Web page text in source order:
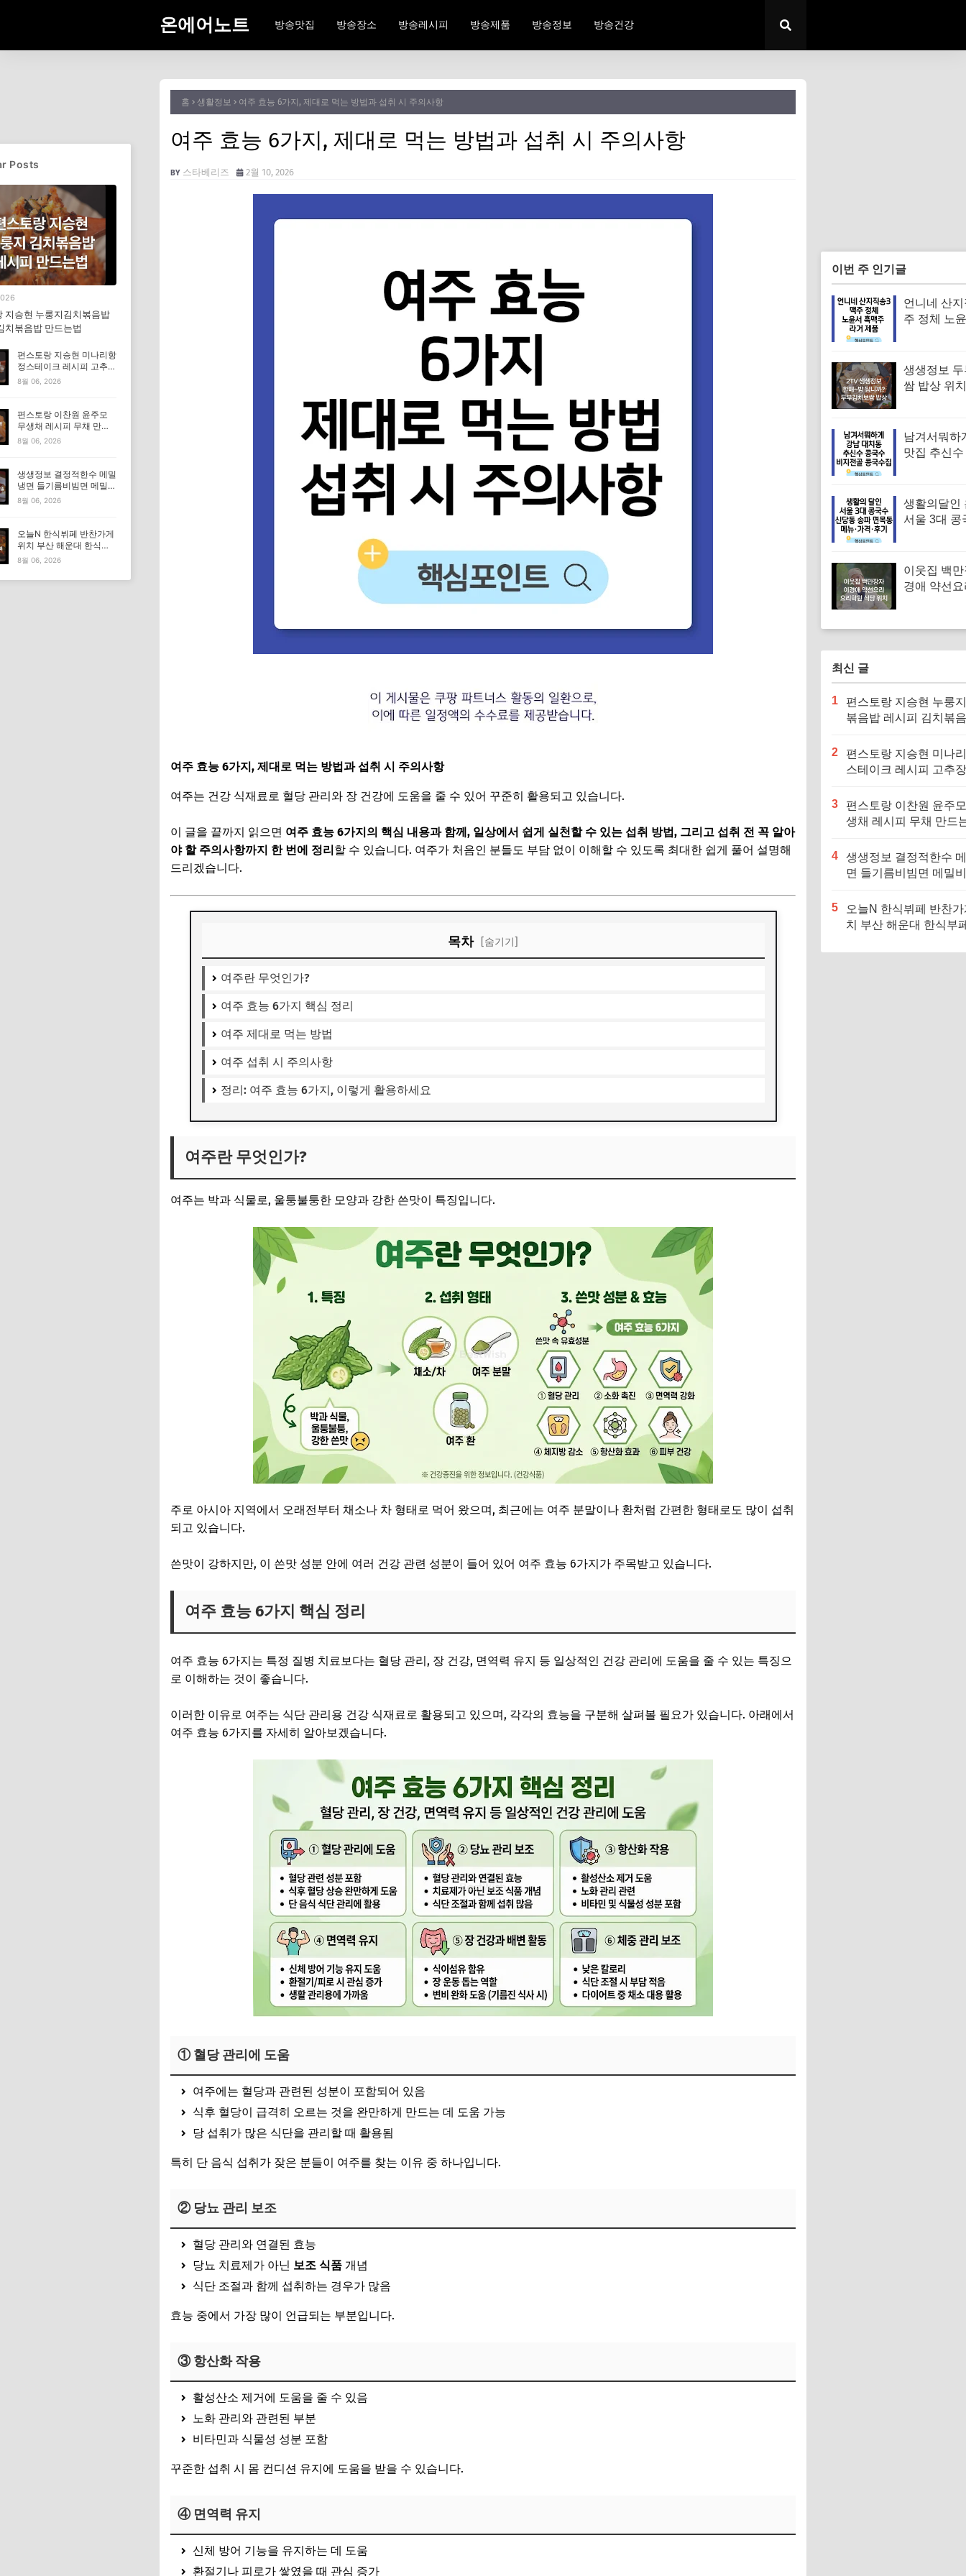
온에어노트 방송맛집 방송장소 방송레시피 방송제품 방송정보 방송건강
홈 생활정보 여주 효능 6가지, 제대로 먹는 방법과 섭취 시 주의사항
여주 효능 6가지, 제대로 먹는 방법과 섭취 시 주의사항
스타베리즈 2월 10, 2026
여주 효능 6가지, 제대로 먹는 방법과 섭취 시 주의사항
여주는 건강 식재료로 혈당 관리와 장 건강에 도움을 줄 수 있어 꾸준히 활용되고 있습니다.
이 글을 끝까지 읽으면 여주 효능 6가지의 핵심 내용과 함께, 일상에서 쉽게 실천할 수 있는 섭취 방법, 그리고 섭취 전 꼭 알아
야 할 주의사항까지 한 번에 정리할 수 있습니다. 여주가 처음인 분들도 부담 없이 이해할 수 있도록 최대한 쉽게 풀어 설명해
드리겠습니다.
목차 [숨기기]
여주란 무엇인가?
여주 효능 6가지 핵심 정리
여주 제대로 먹는 방법
여주 섭취 시 주의사항
정리: 여주 효능 6가지, 이렇게 활용하세요
여주란 무엇인가?
여주는 박과 식물로, 울퉁불퉁한 모양과 강한 쓴맛이 특징입니다.
주로 아시아 지역에서 오래전부터 채소나 차 형태로 먹어 왔으며, 최근에는 여주 분말이나 환처럼 간편한 형태로도 많이 섭취
되고 있습니다.
쓴맛이 강하지만, 이 쓴맛 성분 안에 여러 건강 관련 성분이 들어 있어 여주 효능 6가지가 주목받고 있습니다.
여주 효능 6가지 핵심 정리
여주 효능 6가지는 특정 질병 치료보다는 혈당 관리, 장 건강, 면역력 유지 등 일상적인 건강 관리에 도움을 줄 수 있는 특징으
로 이해하는 것이 좋습니다.
이러한 이유로 여주는 식단 관리용 건강 식재료로 활용되고 있으며, 각각의 효능을 구분해 살펴볼 필요가 있습니다. 아래에서
여주 효능 6가지를 자세히 알아보겠습니다.
① 혈당 관리에 도움
여주에는 혈당과 관련된 성분이 포함되어 있음
식후 혈당이 급격히 오르는 것을 완만하게 만드는 데 도움 가능
당 섭취가 많은 식단을 관리할 때 활용됨
특히 단 음식 섭취가 잦은 분들이 여주를 찾는 이유 중 하나입니다.
② 당뇨 관리 보조
혈당 관리와 연결된 효능
당뇨 치료제가 아닌 보조 식품 개념
식단 조절과 함께 섭취하는 경우가 많음
효능 중에서 가장 많이 언급되는 부분입니다.
③ 항산화 작용
활성산소 제거에 도움을 줄 수 있음
노화 관리와 관련된 부분
비타민과 식물성 성분 포함
꾸준한 섭취 시 몸 컨디션 유지에 도움을 받을 수 있습니다.
④ 면역력 유지
신체 방어 기능을 유지하는 데 도움
환절기나 피로가 쌓였을 때 관심 증가
이번 주 인기글
언니네 산
주 정체 노
생생정보
쌈 밥상 위
밥됩니까)
남겨서뭐하
맛집 추신
생활의달인
서울 3대 콩
메뉴·가격·
이웃집 백
경애 약선
보
최신 글
1
편스토랑 지승현 누룽
볶음밥 레시피 김치볶
2
편스토랑 지승현 미나
스테이크 레시피 고추
3
편스토랑 이찬원 윤주
생채 레시피 무채 만드
4
생생정보 결정적한수
면 들기름비빔면 메밀
5
오늘N 한식뷔페 반찬
치 부산 해운대 한식부
장인)
Posts
지승현 누룽지김치볶음밥
치볶음밥 만드는법
편스토랑 지승현 미나리항
정스테이크 레시피 고추장
마요소스 만드는법
8월 06, 2026
편스토랑 이찬원 윤주모
무생채 레시피 무채 만드
는법
8월 06, 2026
생생정보 결정적한수 메밀
냉면 들기름비빔면 메밀비
빔면 메밀면 맛집 특징·메
8월 06, 2026
오늘N 한식뷔페 반찬가게
위치 부산 해운대 한식부
페 특징·메뉴·가격 (우리동
8월 06, 2026